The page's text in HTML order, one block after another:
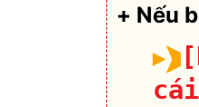
+ Nếu